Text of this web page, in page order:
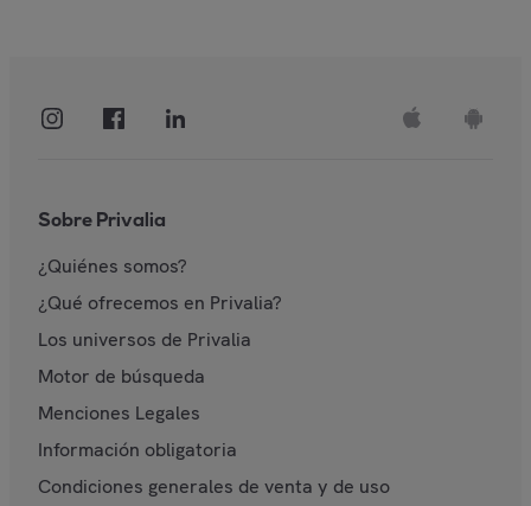
Sobre Privalia
¿Quiénes somos?
¿Qué ofrecemos en Privalia?
Los universos de Privalia
Motor de búsqueda
Menciones Legales
Información obligatoria
Condiciones generales de venta y de uso